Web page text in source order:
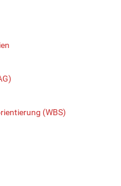
(WBS)